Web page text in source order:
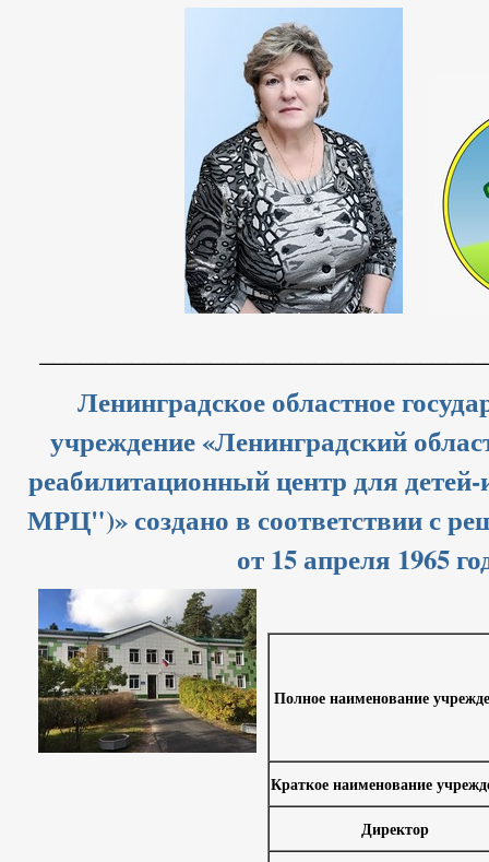
Ленинградское областное
учреждение «Ленинградский
реабилитационный центр для
МРЦ")» создано в соответствии с
от 15 апреля 1965
Полное наименование
Краткое наименование
Директор